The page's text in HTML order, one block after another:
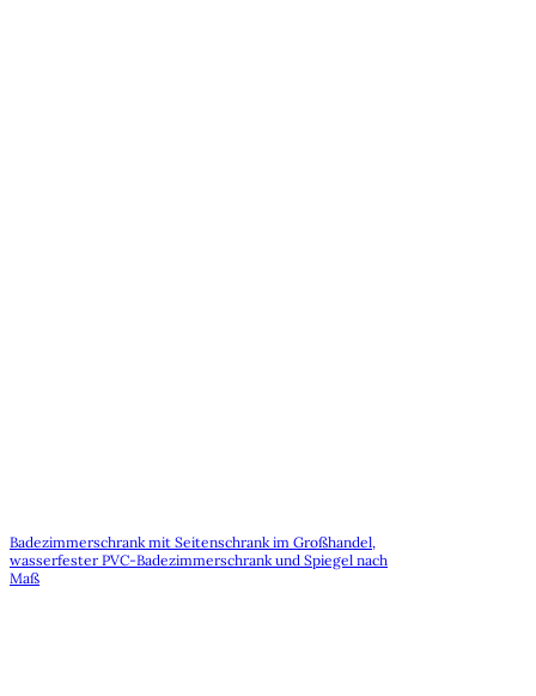
Badezimmerschrank mit Seitenschrank im Großhandel,
wasserfester PVC-Badezimmerschrank und Spiegel nach
Maß